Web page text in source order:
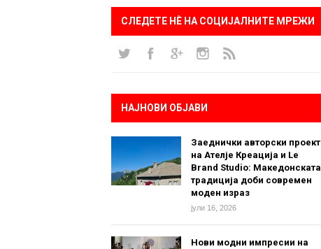
СЛЕДЕТЕ НÈ НА СОЦИЈАЛНИТЕ МРЕЖИ
НАЈНОВИ ОБЈАВИ
Заеднички авторски проект
на Ателје Креација и Le
Brand Studio: Македонската
традиција доби современ
моден израз
јули 16, 2026
Нови модни импресии на